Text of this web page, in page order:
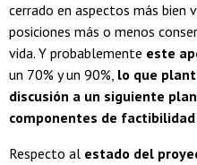
cerrado en aspectos más bien
posiciones más o menos
vida. Y probablemente este
un 70% y un 90%, lo que
discusión a un siguiente
componentes de
Respecto al estado del